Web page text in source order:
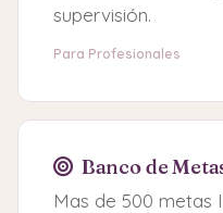
supervisión.
Para Profesionales
Banco de
Mas de 500 metas